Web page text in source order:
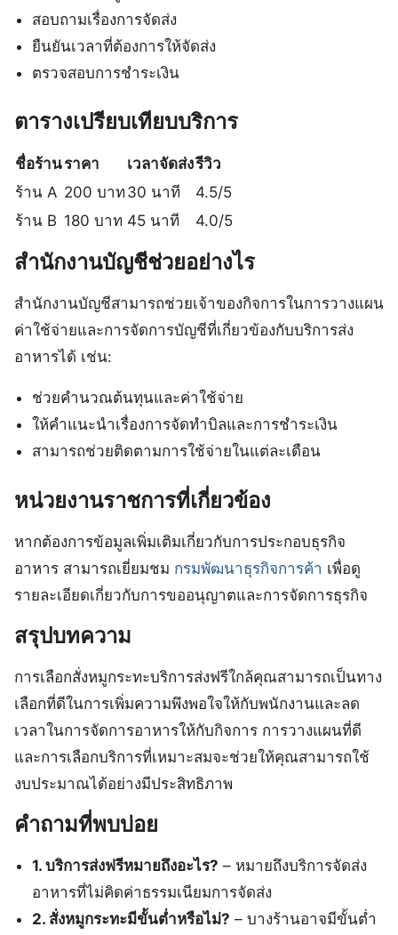
สอบถามเรื่องการจัดส่ง
ยืนยันเวลาที่ต้องการให้จัดส่ง
ตรวจสอบการชำระเงิน
ตารางเปรียบเทียบบริการ
ชื่อร้านราคา เวลาจัดส่งรีวิว
ร้าน A 200 บาท 30 นาที
4.5/5
ร้าน B 180 บาท 45 นาที 4.0/5
สำนักงานบัญชีช่วยอย่างไร
สำนักงานบัญชีสามารถช่วยเจ้าของกิจการในการวางแผน
ค่าใช้จ่ายและการจัดการบัญชีที่เกี่ยวข้องกับบริการส่ง
อาหารได้ เช่น:
ช่วยคำนวณต้นทุนและค่าใช้จ่าย
ให้คำแนะนำเรื่องการจัดทำบิลและการชำระเงิน
สามารถช่วยติดตามการใช้จ่ายในแต่ละเดือน
หน่วยงานราชการที่เกี่ยวข้อง
หากต้องการข้อมูลเพิ่มเติมเกี่ยวกับการประกอบธุรกิจ
อาหาร สามารถเยี่ยมชม กรมพัฒนาธุรกิจการค้า เพื่อดู
รายละเอียดเกี่ยวกับการขออนุญาตและการจัดการธุรกิจ
สรุปบทความ
การเลือกสั่งหมูกระทะบริการส่งฟรีใกล้คุณสามารถเป็นทาง
เลือกที่ดีในการเพิ่มความพึงพอใจให้กับพนักงานและลด
เวลาในการจัดการอาหารให้กับกิจการ การวางแผนที่ดี
และการเลือกบริการที่เหมาะสมจะช่วยให้คุณสามารถใช้
งบประมาณได้อย่างมีประสิทธิภาพ
คำถามที่พบบ่อย
1. บริการส่งฟรีหมายถึงอะไร? – หมายถึงบริการจัดส่ง
อาหารที่ไม่คิดค่าธรรมเนียมการจัดส่ง
2. สั่งหมูกระทะมีขั้นต่ำหรือไม่? – บางร้านอาจมีขั้นต่ำ